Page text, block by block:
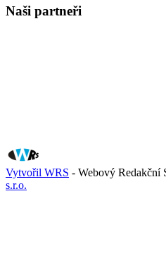
Naši partneři
Vytvořil WRS - Webový Redakční
s.r.o.